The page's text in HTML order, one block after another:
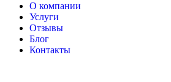
О компании
Услуги
Отзывы
Блог
Контакты